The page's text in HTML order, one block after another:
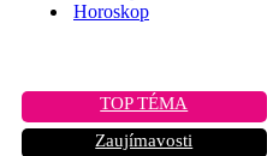
Horoskop
TOP TÉMA
Zaujímavosti